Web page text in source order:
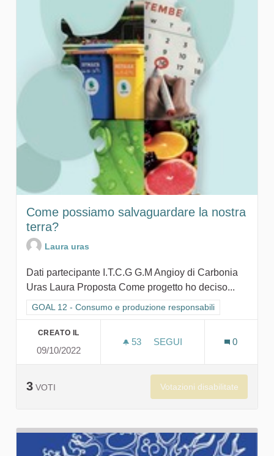
Come possiamo salvaguardare la nostra
terra?
Laura uras
Dati partecipante I.T.C.G G.M Angioy di Carbonia
Uras Laura Proposta Come progetto ho deciso...
Filtra i risultati per categoria: GOAL 12 - Consumo e
GOAL 12 - Consumo e produzione responsabili
CREATO IL
09/10/2022
53 53 SOSTENITORI
SEGUI
0
3 VOTI Votazioni disabilitate